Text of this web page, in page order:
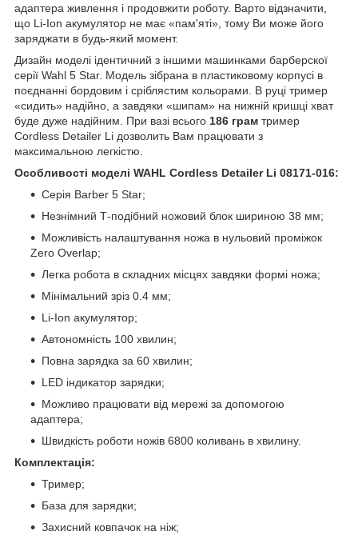
адаптера живлення і продовжити роботу. Варто відзначити,
що Li-Ion акумулятор не має «пам'яті», тому Ви може його
заряджати в будь-який момент.
Дизайн моделі ідентичний з іншими машинками барберскої
серії Wahl 5 Star. Модель зібрана в пластиковому корпусі в
поєднанні бордовим і сріблястим кольорами. В руці тример
«сидить» надійно, а завдяки «шипам» на нижній кришці хват
буде дуже надійним. При вазі всього 186 грам тример
Cordless Detailer Li дозволить Вам працювати з
максимальною легкістю.
Особливості моделі WAHL Cordless Detailer Li 08171-016:
Серія Barber 5 Star;
Незнімний Т-подібний ножовий блок шириною 38 мм;
Можливість налаштування ножа в нульовий проміжок
Zero Overlap;
Легка робота в складних місцях завдяки формі ножа;
Мінімальний зріз 0.4 мм;
Li-Ion акумулятор;
Автономність 100 хвилин;
Повна зарядка за 60 хвилин;
LED індикатор зарядки;
Можливо працювати від мережі за допомогою
адаптера;
Швидкість роботи ножів 6800 коливань в хвилину.
Комплектація:
Тример;
База для зарядки;
Захисний ковпачок на ніж;